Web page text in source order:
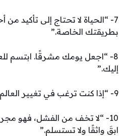
7- “الحياة لا تحتاج إلى تأكيد
بطريقتك الخاصة.”
8- “اجعل يومك مشرقًا. ابتسم
إليك.”
9- “إذا كنت ترغب في تغيير العالم، ابدأ بتغيير نفسك.”
10- “لا تخف من الفشل، فهو
ابقَ واثقًا ولا تستسلم.”